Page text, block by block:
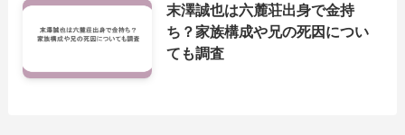
末澤誠也は六麓荘出身で金持
ち？家族構成や兄の死因につい
ても調査